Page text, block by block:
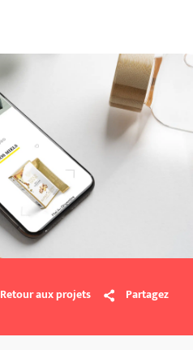
Retour aux projets Partagez